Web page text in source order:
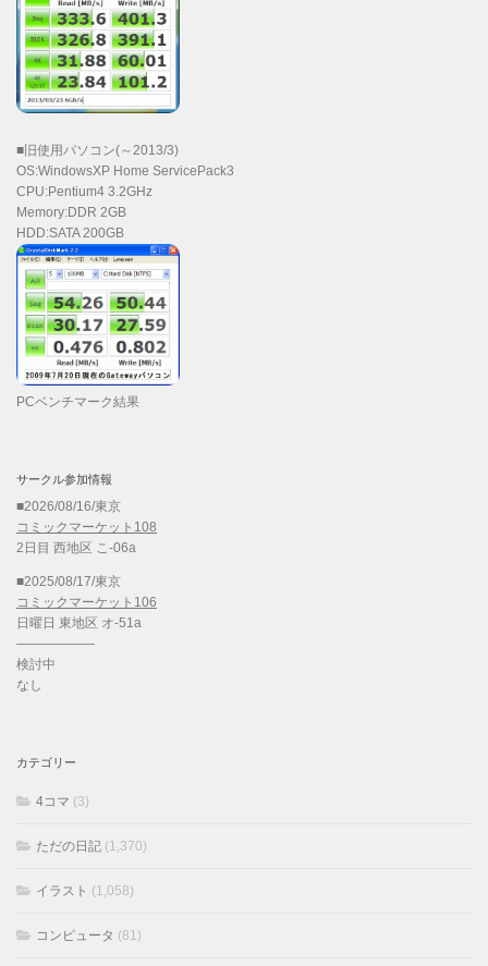
■旧使用パソコン(～2013/3)
OS:WindowsXP Home ServicePack3
CPU:Pentium4 3.2GHz
Memory:DDR 2GB
HDD:SATA 200GB
PCベンチマーク結果
サークル参加情報
■2026/08/16/東京
コミックマーケット108
2日目 西地区 こ-06a
■2025/08/17/東京
コミックマーケット106
日曜日 東地区 オ-51a
——————
検討中
なし
カテゴリー
4コマ (3)
ただの日記 (1,370)
イラスト (1,058)
コンピュータ (81)